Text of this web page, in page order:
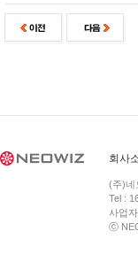
회사
(주)네
Tel :
사업
ⓒ